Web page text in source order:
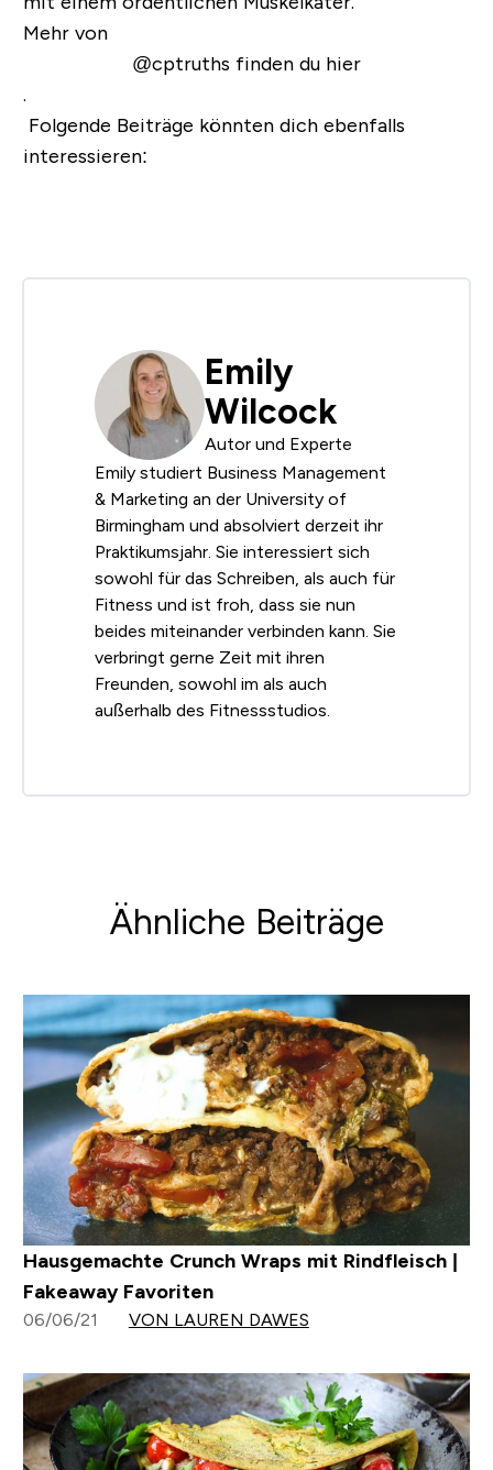
Mehr von
@cptruths finden du hier
.
Folgende Beiträge könnten dich ebenfalls
interessieren:
Emily
Wilcock
Autor und Experte
Emily studiert Business Management
& Marketing an der University of
Birmingham und absolviert derzeit ihr
Praktikumsjahr. Sie interessiert sich
sowohl für das Schreiben, als auch für
Fitness und ist froh, dass sie nun
beides miteinander verbinden kann. Sie
verbringt gerne Zeit mit ihren
Freunden, sowohl im als auch
außerhalb des Fitnessstudios.
Ähnliche Beiträge
Hausgemachte Crunch Wraps mit Rindfleisch |
Fakeaway Favoriten
06/06/21 VON LAUREN DAWES